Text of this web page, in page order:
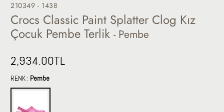
210349 - 1438
Crocs Classic Paint Splatter Clog Kız
Çocuk Pembe Terlik - Pembe
2,934.00TL
RENK : Pembe